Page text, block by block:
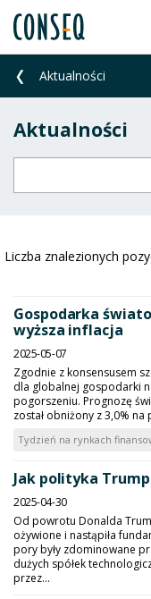
Aktualności
Aktualności
Liczba znalezionych
Gospodarka
wyższa inflacja
2025-05-07
Zgodnie z konsensusem
dla globalnej gospodarki
pogorszeniu. Prognozę
został obniżony z 3,0%
Tydzień na rynkach
Jak polityka
2025-04-30
Od powrotu Donalda
ożywione i nastąpiła
pory były zdominowane
dużych spółek
przez...